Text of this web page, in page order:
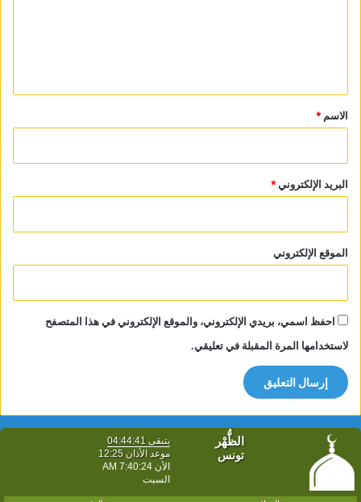
*
الاسم *
البريد الإلكتروني*
الموقع الإلكتروني
احفظ اسمي، بريدي الإلكتروني، والموقع الإلكتروني في هذا المتصفح
لاستخدامها المرة المقبلة في تعليقي.